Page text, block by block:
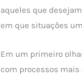
aqueles que
em que situações
Em um primeiro
com processos